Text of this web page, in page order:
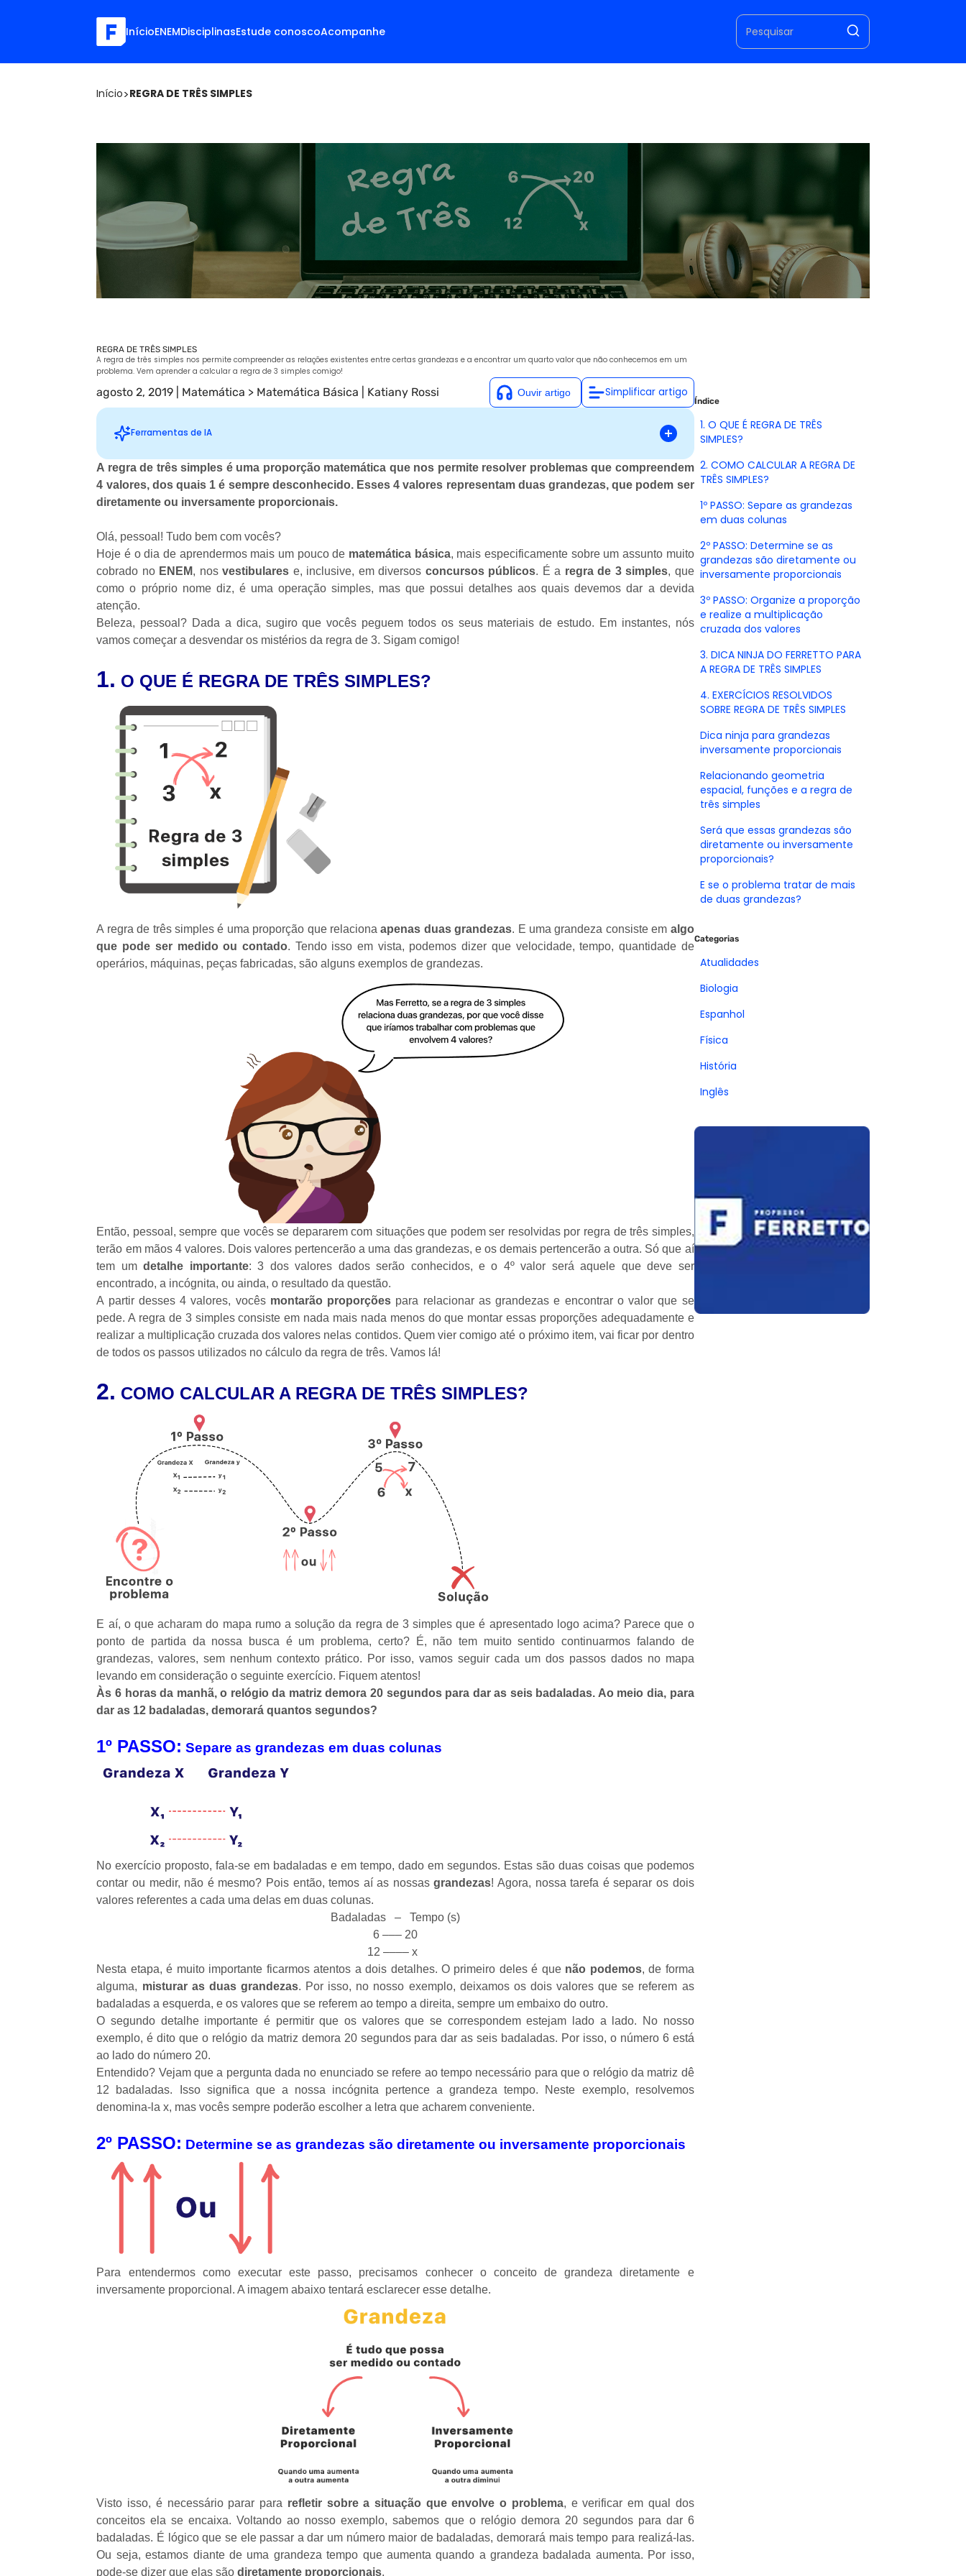
InícioENEMDisciplinasEstude conoscoAcompanhe
Início>REGRA DE TRÊS SIMPLES
REGRA DE TRÊS SIMPLES
A regra de três simples nos permite compreender as relações existentes entre certas grandezas e a encontrar um quarto valor que não conhecemos em um
problema. Vem aprender a calcular a regra de 3 simples comigo!
agosto 2, 2019 Matemática > Matemática Básica Katiany Rossi Simplificar artigo
Ferramentas de IA
A regra de três simples é uma proporção matemática que nos permite resolver problemas que compreendem
4 valores, dos quais 1 é sempre desconhecido. Esses 4 valores representam duas grandezas, que podem ser
diretamente ou inversamente proporcionais.
Olá, pessoal! Tudo bem com vocês?
Hoje é o dia de aprendermos mais um pouco de matemática básica, mais especificamente sobre um assunto muito
cobrado no ENEM, nosvestibulares e, inclusive, em diversos concursos públicos. É a regra de 3 simples, que
como o próprio nome diz, é uma operação simples, mas que possui detalhes aos quais devemos dar a devida
atenção.
Beleza, pessoal? Dada a dica, sugiro que vocês peguem todos os seus materiais de estudo. Em instantes, nós
vamos começar a desvendar os mistérios da regra de 3. Sigam comigo!
1. O QUE É REGRA DE TRÊS SIMPLES?
A regra de três simples é uma proporção que relacionaapenas duas grandezas. E uma grandeza consiste em algo
que pode ser medido ou contado. Tendo isso em vista, podemos dizer que velocidade, tempo, quantidade de
operários, máquinas, peças fabricadas, são alguns exemplos de grandezas.
Então, pessoal, sempre que vocês se depararem com situações que podem ser resolvidas por regra de três simples,
terão em mãos 4 valores. Dois valores pertencerão a uma das grandezas, e os demais pertencerão a outra. Só que aí
tem umdetalhe importante: 3 dos valores dados serão conhecidos, e o 4º valor será aquele que deve ser
encontrado, a incógnita, ou ainda, o resultado da questão.
A partir desses 4 valores, vocês montarão proporções para relacionar as grandezas e encontrar o valor que se
pede. A regra de 3 simples consiste em nada mais nada menos do que montar essas proporções adequadamente e
realizar a multiplicação cruzada dos valores nelas contidos. Quem vier comigo até o próximo item, vai ficar por dentro
de todos os passos utilizados no cálculo da regra de três. Vamos lá!
2. COMO CALCULAR A REGRA DE TRÊS SIMPLES?
E aí, o que acharam do mapa rumo a solução da regra de 3 simples que é apresentado logo acima? Parece que o
ponto de partida da nossa busca é um problema, certo? É, não tem muito sentido continuarmos falando de
grandezas, valores, sem nenhum contexto prático. Por isso, vamos seguir cada um dos passos dados no mapa
levando em consideração o seguinte exercício. Fiquem atentos!
Às 6 horas da manhã, o relógio da matriz demora 20 segundos para dar as seis badaladas. Ao meio dia, para
dar as 12 badaladas, demorará quantos segundos?
1º PASSO: Separe as grandezas em duas colunas
No exercício proposto, fala-se em badaladas e em tempo, dado em segundos. Estas são duas coisas que podemos
contar ou medir, não é mesmo? Pois então, temos aí as nossasgrandezas! Agora, nossa tarefa é separar os dois
valores referentes a cada uma delas em duas colunas.
Badaladas – Tempo (s)
6 ––– 20
12 –––– x
Nesta etapa, é muito importante ficarmos atentos a dois detalhes. O primeiro deles é que não podemos, de forma
alguma, misturar as duas grandezas. Por isso, no nosso exemplo, deixamos os dois valores que se referem as
badaladas a esquerda, e os valores que se referem ao tempo a direita, sempre um embaixo do outro.
O segundo detalhe importante é permitir que os valores que se correspondem estejam lado a lado. No nosso
exemplo, é dito que o relógio da matriz demora 20 segundos para dar as seis badaladas. Por isso, o número 6 está
ao lado do número 20.
Entendido? Vejam que a pergunta dada no enunciado se refere ao tempo necessário para que o relógio da matriz dê
12 badaladas. Isso significa que a nossa incógnita pertence a grandeza tempo. Neste exemplo, resolvemos
denomina-la x, mas vocês sempre poderão escolher a letra que acharem conveniente.
2º PASSO: Determine se as grandezas são diretamente ou inversamente proporcionais
Para entendermos como executar este passo, precisamos conhecer o conceito de grandeza diretamente e
inversamente proporcional. A imagem abaixo tentará esclarecer esse detalhe.
Visto isso, é necessário parar para refletir sobre a situação que envolve o problema, e verificar em qual dos
conceitos ela se encaixa. Voltando ao nosso exemplo, sabemos que o relógio demora 20 segundos para dar 6
badaladas. É lógico que se ele passar a dar um número maior de badaladas, demorará mais tempo para realizá-las.
Ou seja, estamos diante de uma grandeza tempo que aumenta quando a grandeza badalada aumenta. Por isso,
pode-se dizer que elas sãodiretamente proporcionais.
Índice
1. O QUE É REGRA DE TRÊS
SIMPLES?
2. COMO CALCULAR A REGRA DE
TRÊS SIMPLES?
1º PASSO: Separe as grandezas
em duas colunas
2º PASSO: Determine se as
grandezas são diretamente ou
inversamente proporcionais
3º PASSO: Organize a proporção
e realize a multiplicação
cruzada dos valores
3. DICA NINJA DO FERRETTO PARA
A REGRA DE TRÊS SIMPLES
4. EXERCÍCIOS RESOLVIDOS
SOBRE REGRA DE TRÊS SIMPLES
Dica ninja para grandezas
inversamente proporcionais
Relacionando geometria
espacial, funções e a regra de
três simples
Será que essas grandezas são
diretamente ou inversamente
proporcionais?
E se o problema tratar de mais
de duas grandezas?
Categorias
Atualidades
Biologia
Espanhol
Física
História
Inglês